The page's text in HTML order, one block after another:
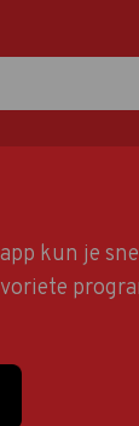
kun je